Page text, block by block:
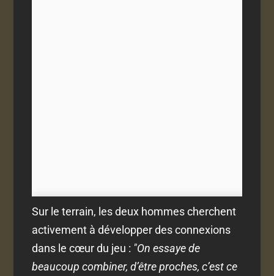
Sur le terrain, les deux hommes cherchent
activement à développer des connexions
dans le cœur du jeu : "On essaye de
beaucoup combiner, d’être proches, c’est ce